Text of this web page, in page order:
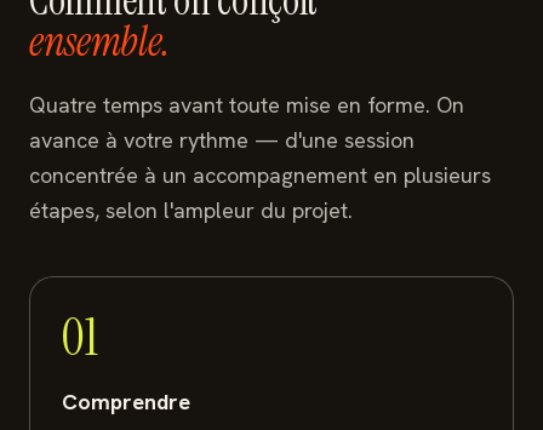
ensemble.
Quatre temps avant toute mise en forme. On
avance à votre rythme — d'une session
concentrée à un accompagnement en plusieurs
étapes, selon l'ampleur du projet.
01
Comprendre